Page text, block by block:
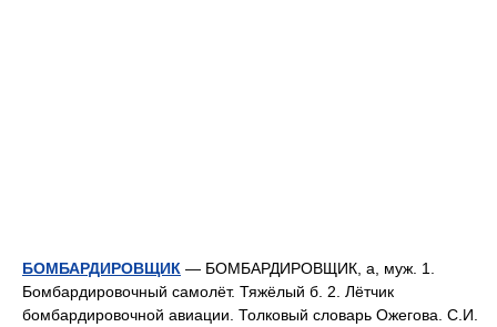
БОМБАРДИРОВЩИК — БОМБАРДИРОВЩИК, а, муж. 1.
Бомбардировочный самолёт. Тяжёлый б. 2. Лётчик
бомбардировочной авиации. Толковый словарь Ожегова. С.И.